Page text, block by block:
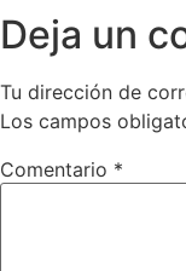
Deja un
Tu dirección de
Los campos
Comentario *